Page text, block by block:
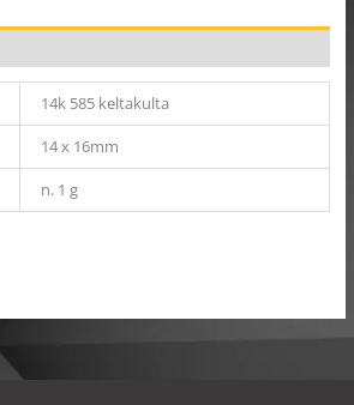
14k 585 keltakulta
14 x 16mm
n. 1 g